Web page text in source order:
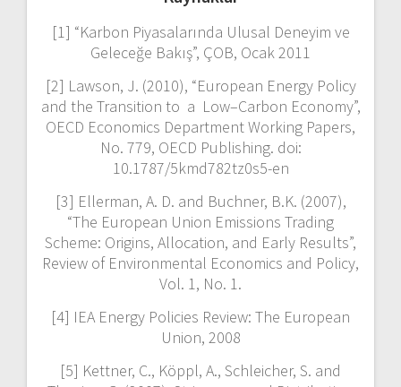
[1] “Karbon Piyasalarında Ulusal Deneyim ve
Geleceğe Bakış”, ÇOB, Ocak 2011
[2] Lawson, J. (2010), “European Energy Policy
and the Transition to a Low–Carbon Economy”,
OECD Economics Department Working Papers,
No. 779, OECD Publishing. doi:
10.1787/5kmd782tz0s5-en
[3] Ellerman, A. D. and Buchner, B.K. (2007),
“The European Union Emissions Trading
Scheme: Origins, Allocation, and Early Results”,
Review of Environmental Economics and Policy,
Vol. 1, No. 1.
[4] IEA Energy Policies Review: The European
Union, 2008
[5] Kettner, C., Köppl, A., Schleicher, S. and